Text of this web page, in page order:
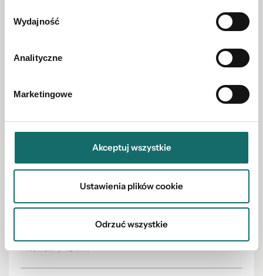
Wydajność
Analityczne
Marketingowe
Akceptuj wszystkie
Ustawienia plików cookie
Odrzuć wszystkie
Kameralne osiedle – nowe działki Pniówek!
Pniówek | 1541 m